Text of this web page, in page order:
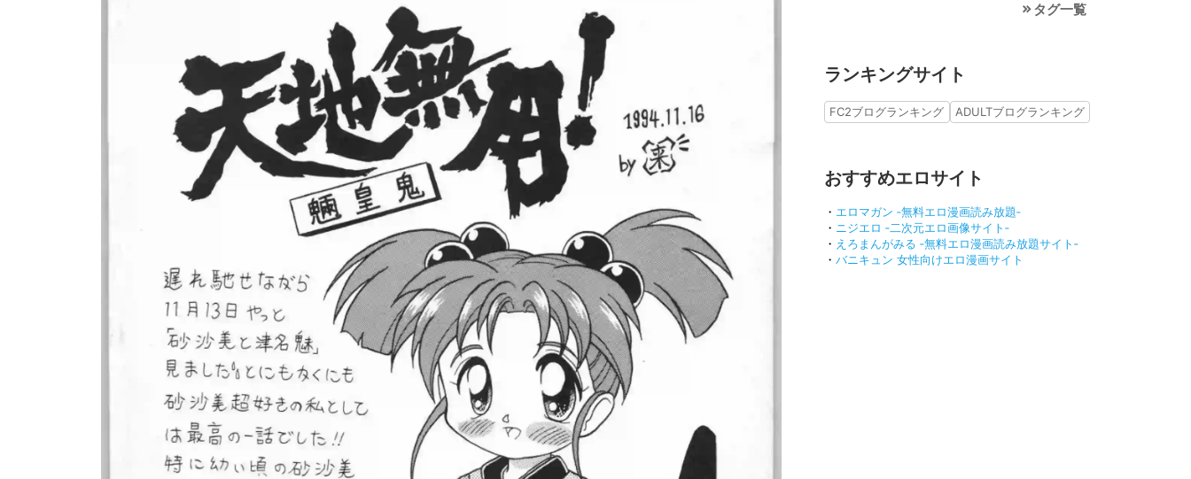
タグ一覧
ランキングサイト
FC2ブログランキング ADULTブログランキング
おすすめエロサイト
・ エロマガン ‐無料エロ漫画読み放題‐
・ ニジエロ ‐二次元エロ画像サイト‐
・ えろまんがみる ‐無料エロ漫画読み放題サイト‐
・ バニキュン 女性向けエロ漫画サイト